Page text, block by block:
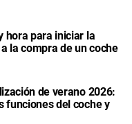
hora para iniciar la
la compra de un coche
de verano 2026:
funciones del coche y